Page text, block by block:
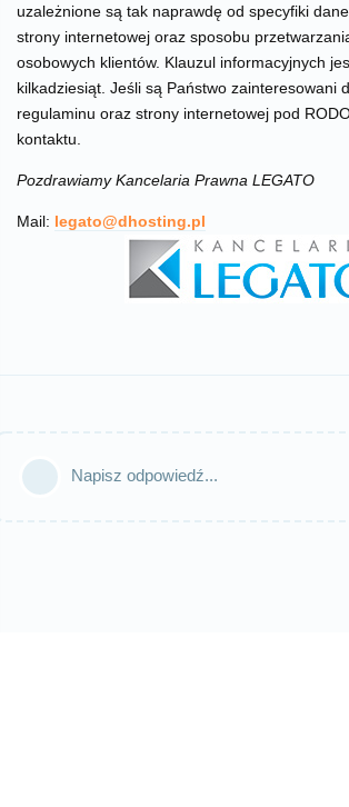
uzależnione są tak naprawdę od specyfiki
strony internetowej oraz sposobu
osobowych klientów. Klauzul informacyjnych
kilkadziesiąt. Jeśli są Państwo zainteresowani
regulaminu oraz strony internetowej pod
kontaktu.
Pozdrawiamy Kancelaria Prawna LEGATO
Mail: legato@dhosting.pl
Napisz odpowiedź...